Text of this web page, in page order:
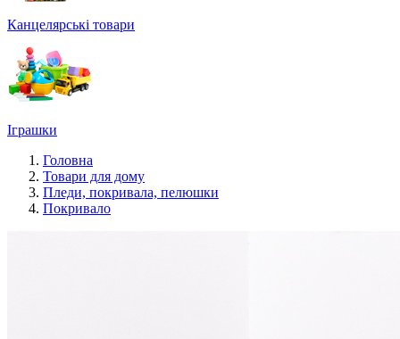
Канцелярські товари
Іграшки
Головна
Товари для дому
Пледи, покривала, пелюшки
Покривало